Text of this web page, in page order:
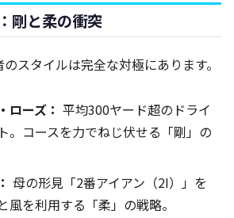
剛と柔の衝突
スタイルは完全な対極にあります。
ローズ： 平均300ヤード超のドライ
。コースを力でねじ伏せる「剛」の
母の形見「2番アイアン（2I）」を
風を利用する「柔」の戦略。